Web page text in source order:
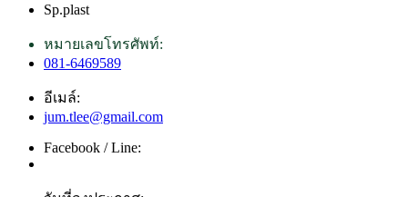
Sp.plast
หมายเลขโทรศัพท์:
081-6469589
อีเมล์:
jum.tlee@gmail.com
Facebook / Line: